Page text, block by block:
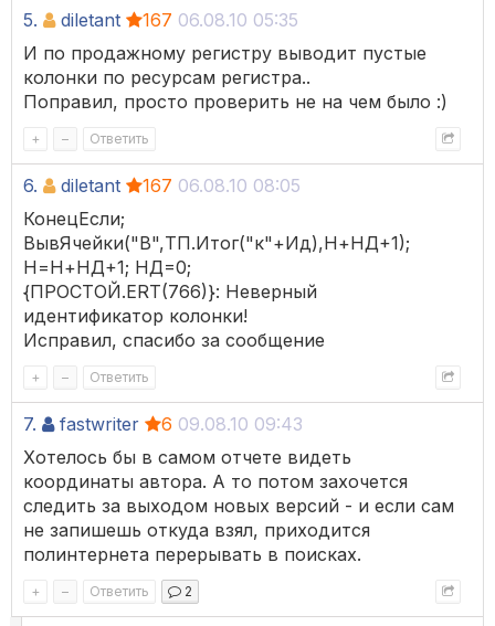
5. diletant 167 06.08.10 05:35
И по продажному регистру выводит пустые
колонки по ресурсам регистра..
Поправил, просто проверить не на чем было :)
+ – Ответить
6. diletant 167 06.08.10 08:05
КонецЕсли;
ВывЯчейки("В",ТП.Итог("к"+Ид),Н+НД+1);
Н=Н+НД+1; НД=0;
{ПРОСТОЙ.ERT(766)}: Неверный
идентификатор колонки!
Исправил, спасибо за сообщение
+ – Ответить
7. fastwriter 6 09.08.10 09:43
Хотелось бы в самом отчете видеть
координаты автора. А то потом захочется
следить за выходом новых версий - и если сам
не запишешь откуда взял, приходится
полинтернета перерывать в поисках.
+ – Ответить 2